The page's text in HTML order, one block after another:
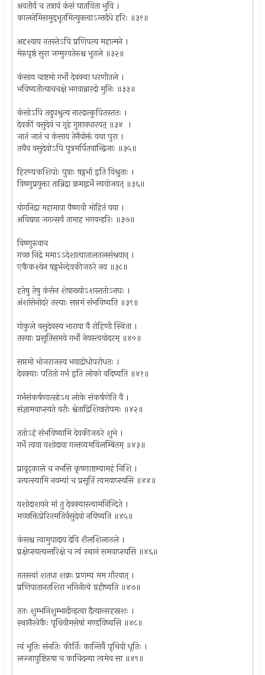
अवतीर्य च तत्रायं कंसं घातयिता भुवि ।
कालनेमिसमुद्‌भूतमित्युक्त्वाऽन्तर्दधे हरिः ॥३१॥
अदृश्याय ततस्तेऽपि प्रणिपत्य महात्मने ।
मेरुपृष्ठं सुरा जग्मुरवतेरुश्च भूतले ॥३२॥
कंसाय चाष्टमो गर्भो देवक्या धरणीतले ।
भविष्यतीत्याचचक्षे भगवान्नारदो मुनिः ॥३३॥
कंसोऽपि तदुपश्रुत्य नारदात्कुपितस्ततः ।
देवकीं वसुदेवं च गृहे गुप्तावधारयत् ॥३४ ।
जातं जातं च कंसाय तेनैवोक्तं यथा पुरा ।
तथैव वसुदेवोऽपि पुत्रमर्पितवान्द्विजाः ॥३५॥
हिरण्यकशिपोः पुत्राः ष़ड्गर्भा इति विश्रुताः ।
विष्णुप्रयुक्ता तान्निद्रा क्रमाद्गर्भे न्ययोजयत् ॥३६॥
योगनिद्रा महामाया वैष्णवी मोहितं यया ।
अविद्यया जगत्सर्वं तामाह भगवन्हरिः ॥३७॥
विष्णुरुवाच
गच्छ निद्रे ममाऽऽदेशात्पातालतलसंश्रयान् ।
एकैकश्येन षड्गर्भन्देवकीजठरे नय ॥३८॥
हतेषु तेषु कंसेन शेषाख्योऽशस्ततोऽनघः ।
अंशांसेनोदरे तस्याः सप्तमं संभविष्यति ॥३९॥
गोकुले वसुदेवस्य भाराया वै रोहिणी स्थिता ।
तस्याः प्रसूतिसमये गर्भो नेयस्त्वयोदरम् ॥४०॥
सप्तमो भोजराजस्य भयाद्रोधोपरोधतः ।
देवक्याः पतितो गर्भ इति लोको वदिष्यति ॥४१॥
गर्भसंकर्षणात्सोऽथ लोके संकर्षणेति वै ।
संज्ञामवाप्स्यते वरीः श्वेताद्रिशिखरोपमः ॥४२॥
ततोऽहं संभविष्यामि देवकीजठरे शुभे ।
गर्भे त्वया यशोदाया गन्तव्यमविलम्बितम् ॥४३॥
प्रावृट्काले च नभसि कृष्णाष्टम्यामहं निशि ।
उत्पत्स्यामि नवम्यां च प्रसूतिं त्वमवाप्स्यसि ॥४४॥
यशोदाशयने मां तु देवक्यास्त्वामनिन्दिते ।
मच्छक्तिप्रेरितमतिर्वसुदेवो नयिष्यति ॥४५॥
कंसश्च त्वामुपादाय देवि शैलशिलातले ।
प्रक्षेप्स्यत्यन्तरिक्षे च त्वं स्थानं समवाप्स्यसि ॥४६॥
ततस्त्वां शतधा शक्रः प्रणम्य मम गौरवात् ।
प्रणिपातानतशिरा भगिनीत्वे ग्रहीष्यति ॥४७॥
ततः शुम्भनिशुम्भादीन्हत्वा दैत्यान्सहस्रशः ।
स्थानैरनेकैः पृथिवीमसेषां मण्डयिष्यसि ॥४८॥
त्वं भूतिः संनतिः कीर्तिः कान्तिर्वै पृथिवी धृतिः ।
लज्जापुष्टिरुषा च काचिदन्या त्वमेव सा ॥४९॥